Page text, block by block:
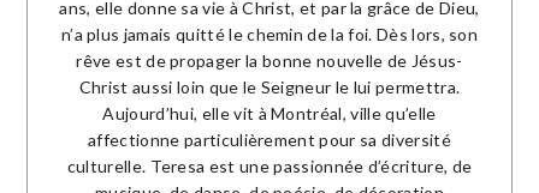
ans, elle donne sa vie à Christ, et par la grâce de Dieu,
n’a plus jamais quitté le chemin de la foi. Dès lors, son
rêve est de propager la bonne nouvelle de Jésus-
Christ aussi loin que le Seigneur le lui permettra.
Aujourd’hui, elle vit à Montréal, ville qu’elle
affectionne particulièrement pour sa diversité
culturelle. Teresa est une passionnée d’écriture, de